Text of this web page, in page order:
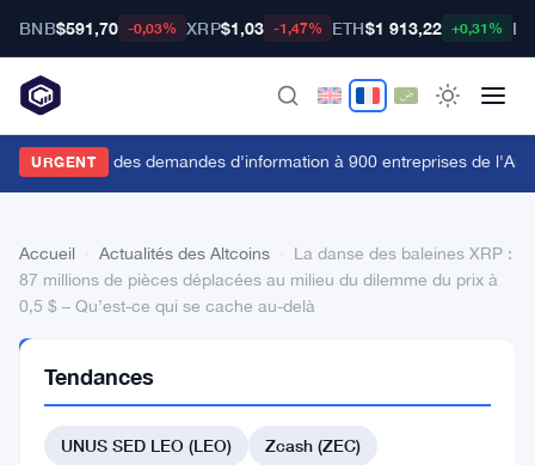
BNB$591,70 -0,03% XRP$1,03 -1,47% ETH$1 913,22 +0,31%
URGENT
FCA envoie des demandes d'information à 900 entreprises de
Accueil Actualités des Altcoins
La danse des baleines XRP :
87 millions de pièces déplacées au milieu du dilemme du prix à
0,5 $ – Qu’est-ce qui se cache au-delà
DES
ALTCOINS
Tendances
UNUS SED LEO (LEO)
Zcash (ZEC)